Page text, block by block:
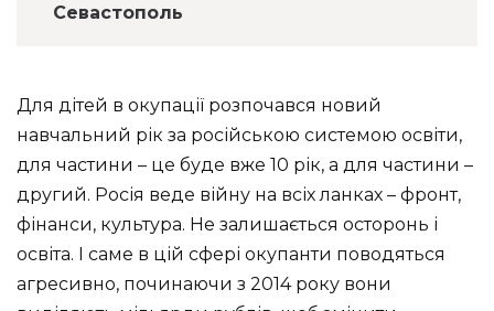
Севастополь
Для дітей в окупації розпочався новий
навчальний рік за російською системою освіти,
для частини – це буде вже 10 рік, а для частини –
другий. Росія веде війну на всіх ланках – фронт,
фінанси, культура. Не залишається осторонь і
освіта. І саме в цій сфері окупанти поводяться
агресивно, починаючи з 2014 року вони